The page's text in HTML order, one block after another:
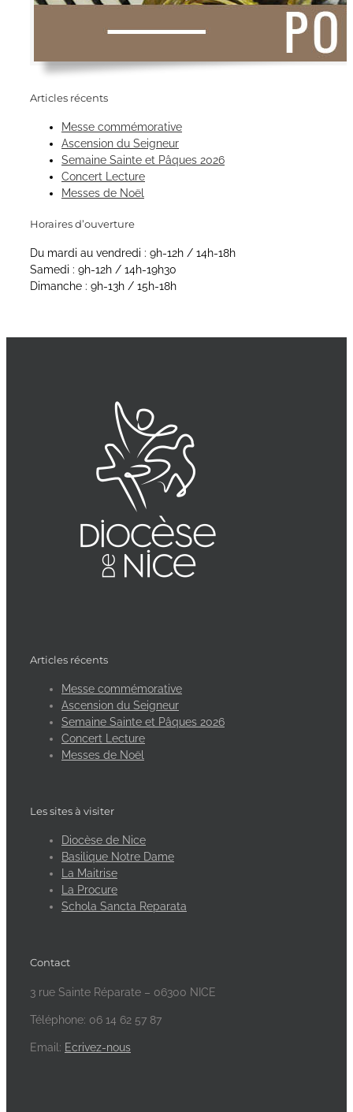
Articles récents
Messe commémorative
Ascension du Seigneur
Semaine Sainte et Pâques 2026
Concert Lecture
Messes de Noël
Horaires d’ouverture
Du mardi au vendredi : 9h-12h / 14h-18h
Samedi : 9h-12h / 14h-19h30
Dimanche : 9h-13h / 15h-18h
Articles récents
Messe commémorative
Ascension du Seigneur
Semaine Sainte et Pâques 2026
Concert Lecture
Messes de Noël
Les sites à visiter
Diocèse de Nice
Basilique Notre Dame
La Maitrise
La Procure
Schola Sancta Reparata
Contact
3 rue Sainte Réparate – 06300 NICE
Téléphone: 06 14 62 57 87
Email: Ecrivez-nous